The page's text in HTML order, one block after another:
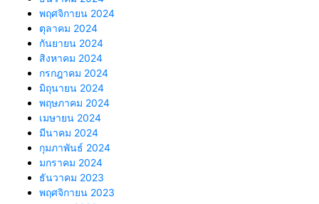
พฤศจิกายน 2024
ตุลาคม 2024
กันยายน 2024
สิงหาคม 2024
กรกฎาคม 2024
มิถุนายน 2024
พฤษภาคม 2024
เมษายน 2024
มีนาคม 2024
กุมภาพันธ์ 2024
มกราคม 2024
ธันวาคม 2023
พฤศจิกายน 2023